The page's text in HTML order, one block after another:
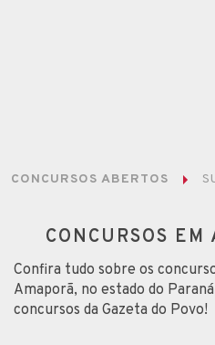
CONCURSOS ABERTOS
CONCURSOS
Confira tudo sobre os
Amaporã, no estado do
concursos da Gazeta do Povo!